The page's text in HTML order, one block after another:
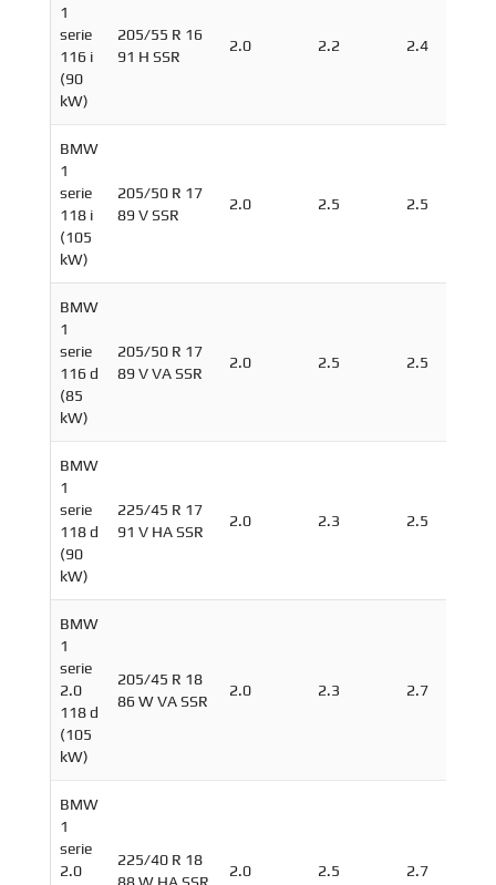
1
serie
116 i
(90
kW)
205/55 R 16
91 H SSR
2.0 2.2 2.4
BMW
1
serie
118 i
(105
kW)
205/50 R 17
89 V SSR
2.0 2.5 2.5
BMW
1
serie
116 d
(85
kW)
205/50 R 17
89 V VA SSR
2.0 2.5 2.5
BMW
1
serie
118 d
(90
kW)
225/45 R 17
91 V HA SSR
2.0 2.3 2.5
BMW
1
serie
2.0
118 d
(105
kW)
205/45 R 18
86 W VA SSR
2.0 2.3 2.7
BMW
1
serie
2.0
225/40 R 18
2.0 2.5 2.7